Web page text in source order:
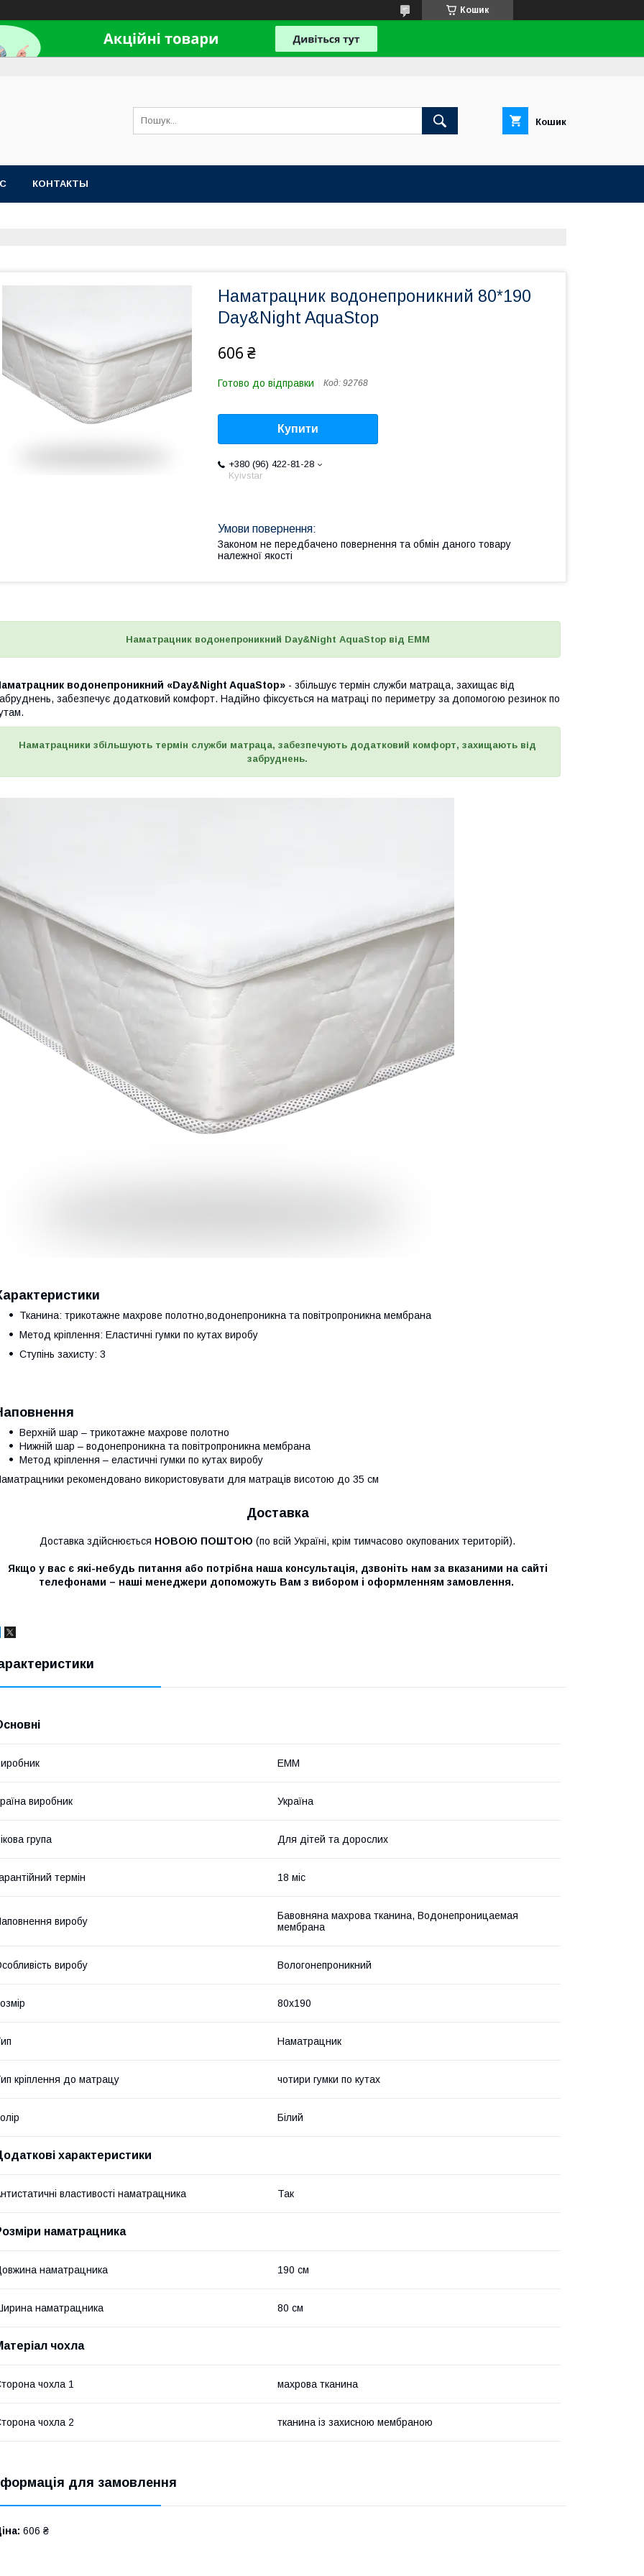
Кошик
Кошик
КОНТАКТЫ
Наматрацник водонепроникний 80*190
Day&Night AquaStop
606 ₴
Готово до відправки Код: 92768
Купити
+380 (96) 422-81-28
Kyivstar
Законом не передбачено повернення та обмін даного товару
належної якості
Наматрацник водонепроникний Day&Night AquaStop від ЕММ
водонепроникний «Day&Night AquaStop» - збільшує термін служби матраца, захищає від
забезпечує додатковий комфорт. Надійно фіксується на матраці по периметру за допомогою резинок по
Наматрацники збільшують термін служби матраца, забезпечують додатковий комфорт, захищають від
забруднень.
Тканина: трикотажне махрове полотно,водонепроникна та повітропроникна мембрана
Метод кріплення: Еластичні гумки по кутах виробу
Ступінь захисту: 3
Верхній шар – трикотажне махрове полотно
Нижній шар – водонепроникна та повітропроникна мембрана
Метод кріплення – еластичні гумки по кутах виробу
рекомендовано використовувати для матраців висотою до 35 см
Доставка
Доставка здійснюється НОВОЮ ПОШТОЮ (по всій Україні, крім тимчасово окупованих територій).
Якщо у вас є які-небудь питання або потрібна наша консультація, дзвоніть нам за вказаними на сайті
телефонами – наші менеджери допоможуть Вам з вибором і оформленням замовлення.
ЕММ
виробник Україна
група Для дітей та дорослих
термін 18 міс
виробу
Бавовняна махрова тканина, Водонепроницаемая
мембрана
виробу Вологонепроникний
80x190
Наматрацник
кріплення до матрацу чотири гумки по кутах
Білий
характеристики
властивості наматрацника Так
наматрацника
наматрацника 190 см
наматрацника 80 см
чохла
чохла 1 махрова тканина
чохла 2 тканина із захисною мембраною
для замовлення
606 ₴